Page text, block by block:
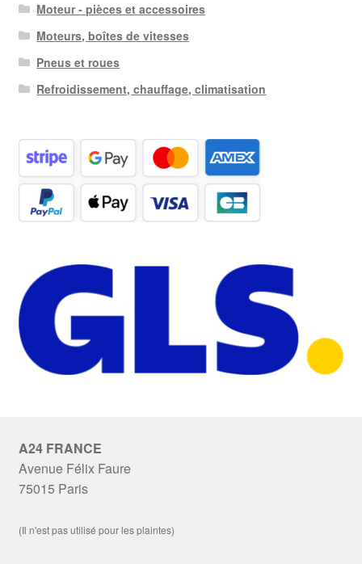
Moteur - pièces et accessoires
Moteurs, boîtes de vitesses
Pneus et roues
Refroidissement, chauffage, climatisation
A24 FRANCE
Avenue Félix Faure
75015 Paris
(Il n'est pas utilisé pour les plaintes)